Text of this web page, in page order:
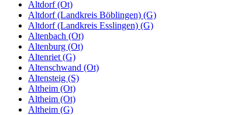
Altdorf (Ot)
Altdorf (Landkreis Böblingen) (G)
Altdorf (Landkreis Esslingen) (G)
Altenbach (Ot)
Altenburg (Ot)
Altenriet (G)
Altenschwand (Ot)
Altensteig (S)
Altheim (Ot)
Altheim (Ot)
Altheim (G)